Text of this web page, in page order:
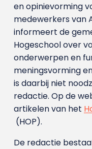
en opinievorming
medewerkers van
informeert de
Hogeschool over
onderwerpen en
meningsvorming
is daarbij niet
redactie. Op de
artikelen van het
(HOP).
De redactie